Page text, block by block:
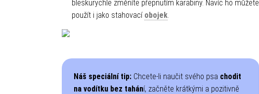
bleskurychle změníte přepnutím karabiny. Navíc ho můžete
použít i jako stahovací obojek.
Náš speciální tip: Chcete-li naučit svého psa chodit
na vodítku bez tahání, začněte krátkými a pozitivně